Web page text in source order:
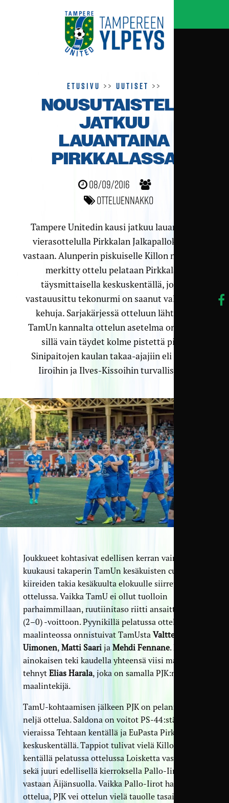
Etusivu >>Uutiset >>
NOUSUTAISTELU
JATKUU
LAUANTAINA
PIRKKALASSA
08/09/2016
Otteluennakko
Tampere Unitedin kausi jatkuu lauantaina
vierasottelulla Pirkkalan Jalkapalloklubia
vastaan. Alunperin piskuiselle Killon nurmelle
merkitty ottelu pelataan Pirkkalan
täysmittaisella keskuskentällä, jonka
vastauusittu tekonurmi on saanut valtavasti
kehuja. Sarjakärjessä otteluun lähtevän
TamUn kannalta ottelun asetelma on selvä,
sillä vain täydet kolme pistettä pitää
Sinipaitojen kaulan takaa-ajajiin eli Pallo-
Iiroihin ja Ilves-Kissoihin turvallisena.
Joukkueet kohtasivat edellisen kerran vain reilu
kuukausi takaperin TamUn kesäkuisten cup-
kiireiden takia kesäkuulta elokuulle siirretyssä
ottelussa. Vaikka TamU ei ollut tuolloin
parhaimmillaan, ruutiinitaso riitti ansaittuun 3–1
(2–0) -voittoon. Pyynikillä pelatussa ottelussa
maalinteossa onnistuivat TamUsta Valtteri
Uimonen, Matti Saarija Mehdi Fennane. PJK:n
ainokaisen teki kaudella yhteensä viisi maalia
tehnyt Elias Harala, joka on samalla PJK:n paras
maalintekijä.
TamU-kohtaamisen jälkeen PJK on pelannut
neljä ottelua. Saldona on voitot PS-44:stä
vieraissa Tehtaan kentällä ja EuPasta Pirkkalan
keskuskentällä. Tappiot tulivat vielä Killon
kentällä pelatussa ottelussa Loisketta vastaan
sekä juuri edellisellä kierroksella Pallo-Iiroja
vastaan Äijänsuolla. Vaikka Pallo-Iirot hallitsi
ottelua, PJK vei ottelun vielä tauolle tasaisissa